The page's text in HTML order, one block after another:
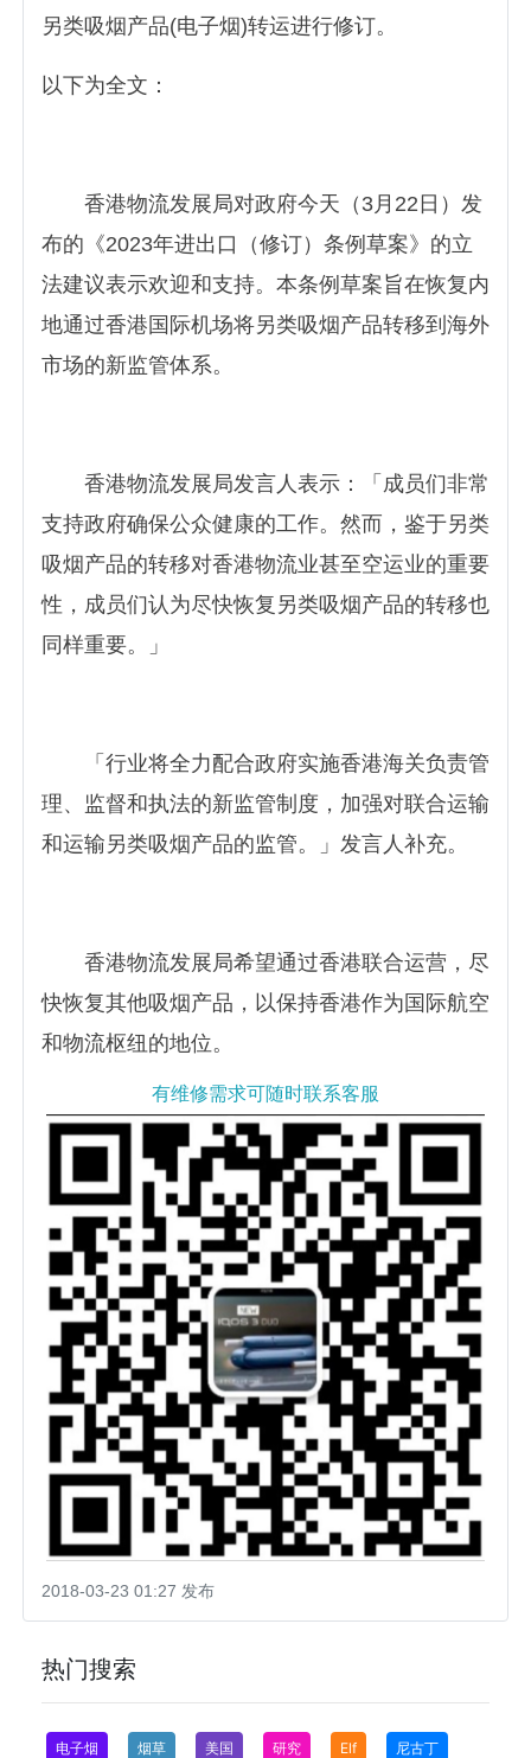
另类吸烟产品(电子烟)转运进行修订。
以下为全文：
香港物流发展局对政府今天（3月22日）发
布的《2023年进出口（修订）条例草案》的立
法建议表示欢迎和支持。本条例草案旨在恢复内
地通过香港国际机场将另类吸烟产品转移到海外
市场的新监管体系。
香港物流发展局发言人表示：「成员们非常
支持政府确保公众健康的工作。然而，鉴于另类
吸烟产品的转移对香港物流业甚至空运业的重要
性，成员们认为尽快恢复另类吸烟产品的转移也
同样重要。」
「行业将全力配合政府实施香港海关负责管
理、监督和执法的新监管制度，加强对联合运输
和运输另类吸烟产品的监管。」发言人补充。
香港物流发展局希望通过香港联合运营，尽
快恢复其他吸烟产品，以保持香港作为国际航空
和物流枢纽的地位。
有维修需求可随时联系客服
2018-03-23 01:27 发布
热门搜索
电子烟 烟草 美国 研究 Elf 尼古丁